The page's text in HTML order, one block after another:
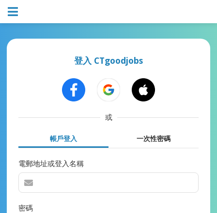
登入 CTgoodjobs
或
帳戶登入 一次性密碼
電郵地址或登入名稱
密碼